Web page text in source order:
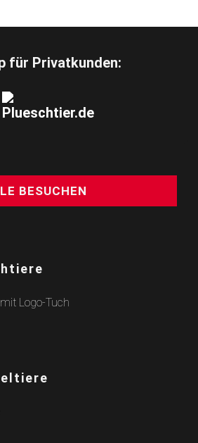
für Privatkunden:
BESUCHEN